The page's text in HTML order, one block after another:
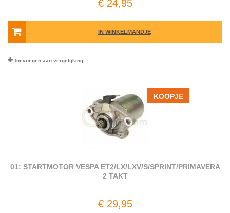
€ 24,95
IN WINKELMANDJE
Toevoegen aan vergelijking
KOOPJE
01: STARTMOTOR VESPA ET2/LX/LXV/S/SPRINT/PRIMAVERA
2 TAKT
€ 29,95